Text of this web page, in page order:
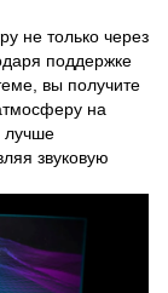
не только через
поддержке
вы получите
на
лучше
звуковую